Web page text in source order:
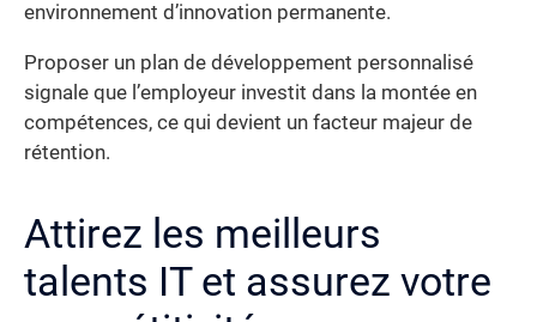
environnement d’innovation permanente.
Proposer un plan de développement personnalisé
signale que l’employeur investit dans la montée en
compétences, ce qui devient un facteur majeur de
rétention.
Attirez les meilleurs
talents IT et assurez votre